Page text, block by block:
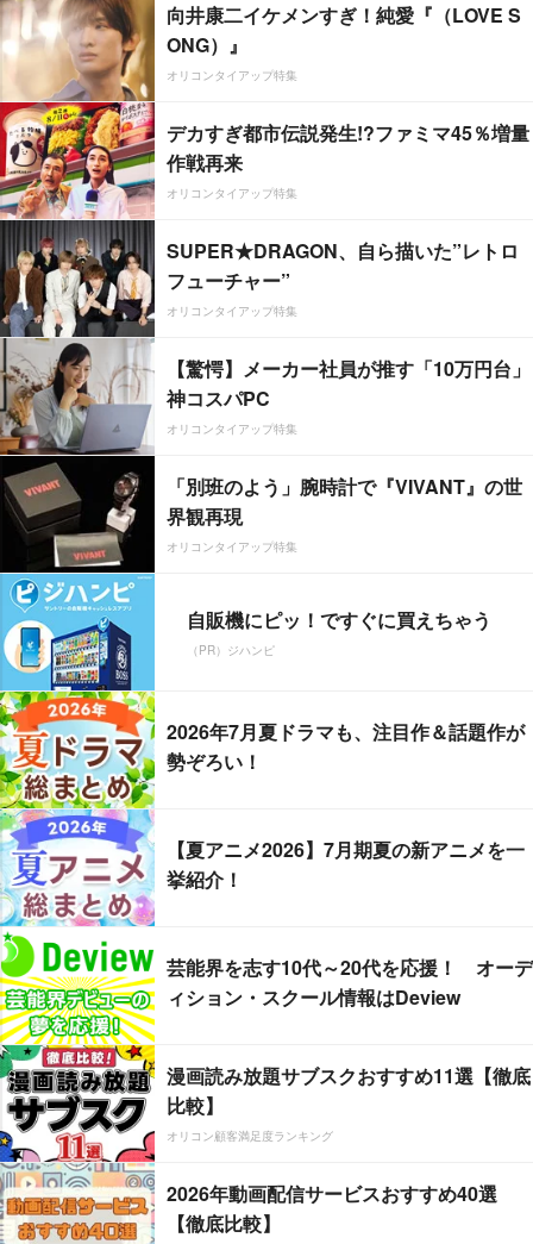
向井康二イケメンすぎ！純愛『（LOVE S
ONG）』
オリコンタイアップ特集
デカすぎ都市伝説発生!?ファミマ45％増量
作戦再来
オリコンタイアップ特集
SUPER★DRAGON、自ら描いた”レトロ
フューチャー”
オリコンタイアップ特集
【驚愕】メーカー社員が推す「10万円台」
神コスパPC
オリコンタイアップ特集
「別班のよう」腕時計で『VIVANT』の世
界観再現
オリコンタイアップ特集
自販機にピッ！ですぐに買えちゃう
（PR）ジハンピ
2026年7月夏ドラマも、注目作＆話題作が
勢ぞろい！
【夏アニメ2026】7月期夏の新アニメを一
挙紹介！
芸能界を志す10代～20代を応援！ オーデ
ィション・スクール情報はDeview
漫画読み放題サブスクおすすめ11選【徹底
比較】
オリコン顧客満足度ランキング
2026年動画配信サービスおすすめ40選
【徹底比較】